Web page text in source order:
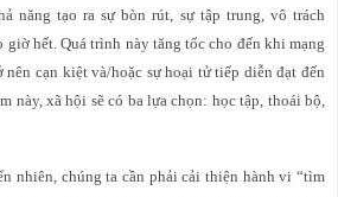
năng tạo ra sự bòn rút, sự tập trung, vô trách
giờ hết. Quá trình này tăng tốc cho đến khi mạng
cạn kiệt và/hoặc sự hoại tử tiếp diễn đạt đến
này, xã hội sẽ có ba lựa chọn: học tập, thoái bộ,
nhiên, chúng ta cần phải cải thiện hành vi “tìm